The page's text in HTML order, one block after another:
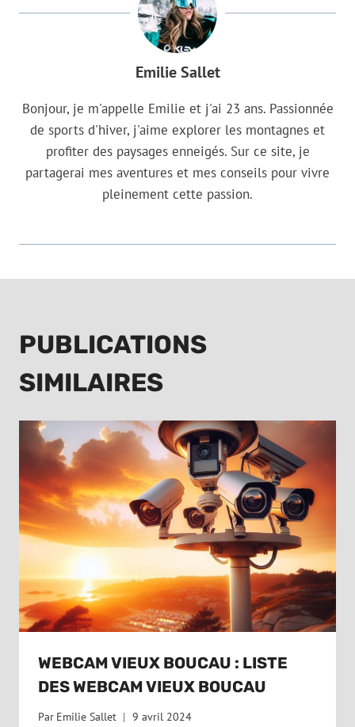
Emilie Sallet
Bonjour, je m'appelle Emilie et j'ai 23 ans. Passionnée
de sports d'hiver, j'aime explorer les montagnes et
profiter des paysages enneigés. Sur ce site, je
partagerai mes aventures et mes conseils pour vivre
pleinement cette passion.
PUBLICATIONS
SIMILAIRES
WEBCAM VIEUX BOUCAU : LISTE
DES WEBCAM VIEUX BOUCAU
Par Emilie Sallet 9 avril 2024